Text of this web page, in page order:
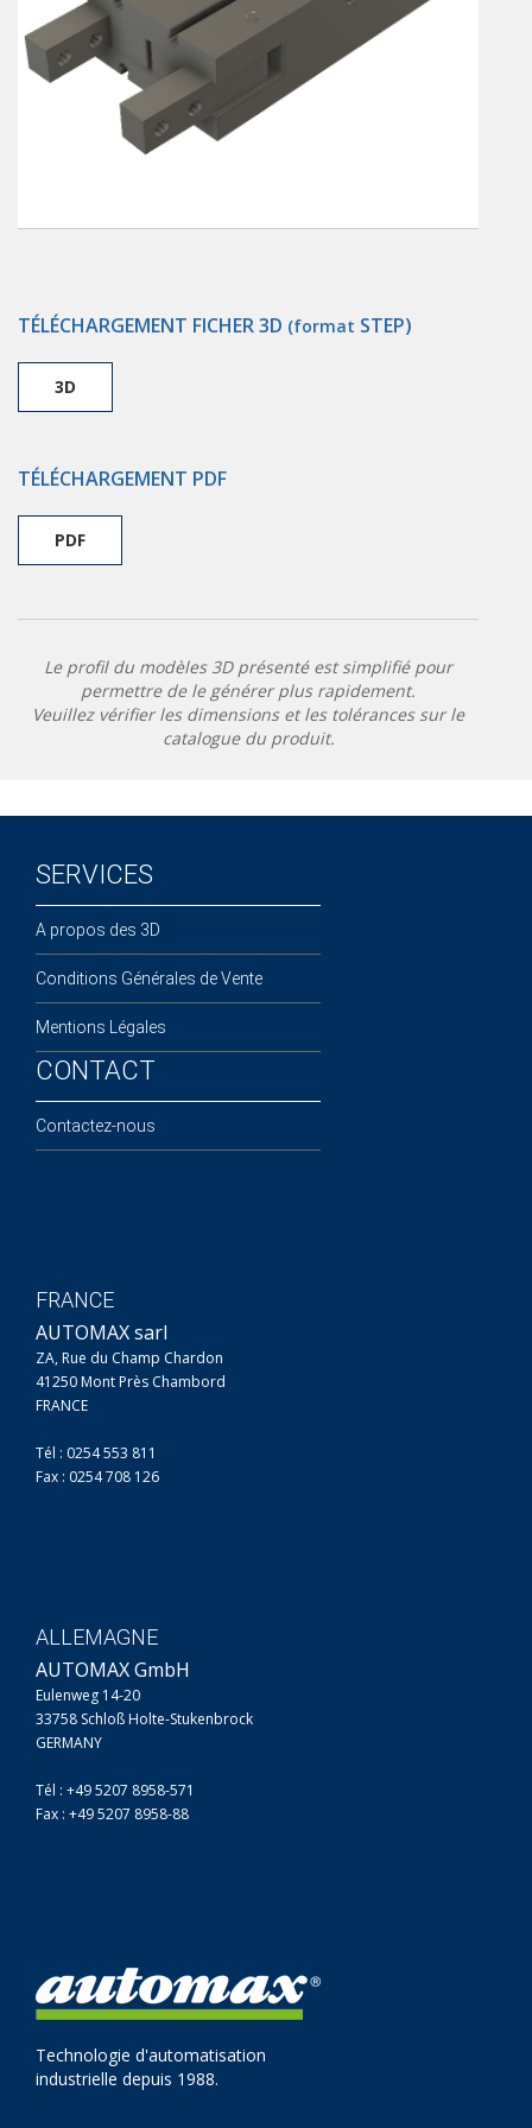
TÉLÉCHARGEMENT FICHER 3D (format STEP)
3D
TÉLÉCHARGEMENT PDF
PDF
Le profil du modèles 3D présenté est simplifié pour
permettre de le générer plus rapidement.
Veuillez vérifier les dimensions et les tolérances sur le
catalogue du produit.
SERVICES
A propos des 3D
Conditions Générales de Vente
Mentions Légales
CONTACT
Contactez-nous
FRANCE
AUTOMAX sarl
ZA, Rue du Champ Chardon
41250 Mont Près Chambord
FRANCE
Tél : 0254 553 811
Fax : 0254 708 126
ALLEMAGNE
AUTOMAX GmbH
Eulenweg 14-20
33758 Schloß Holte-Stukenbrock
GERMANY
Tél : +49 5207 8958-571
Fax : +49 5207 8958-88
Technologie d'automatisation
industrielle depuis 1988.